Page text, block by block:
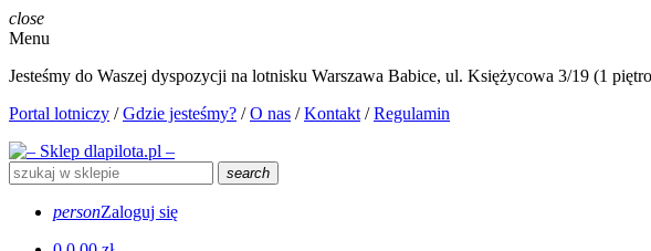
close
Menu
Jesteśmy do Waszej dyspozycji na lotnisku Warszawa Babice, ul. Księżycowa 3/19 (1
Portal lotniczy /Gdzie jesteśmy? /O nas /Kontakt /Regulamin
search
personZaloguj się